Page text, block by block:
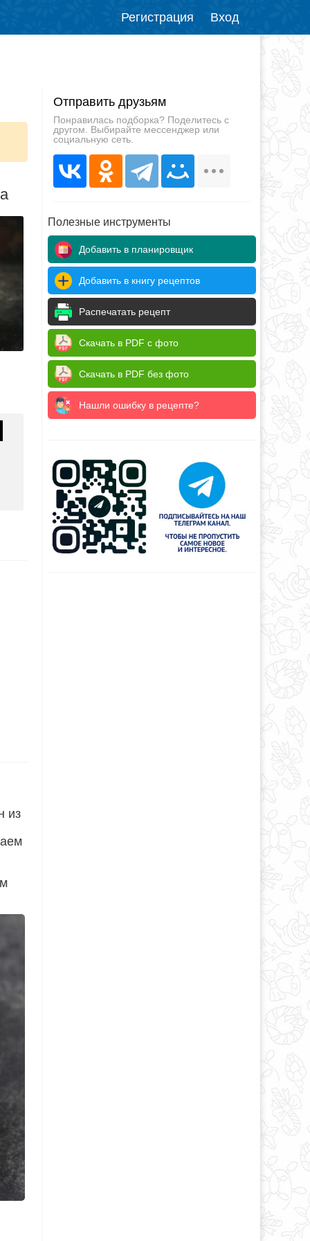
Регистрация Вход
из
Отправить друзьям
Понравилась подборка? Поделитесь с
другом. Выбирайте мессенджер или
социальную сеть.
Полезные инструменты
Добавить в планировщик
Добавить в книгу рецептов
Распечатать рецепт
Скачать в PDF с фото
Скачать в PDF без фото
Нашли ошибку в рецепте?